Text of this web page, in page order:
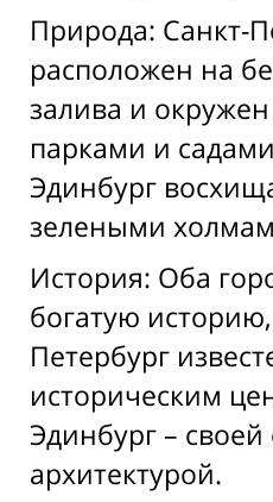
Природа: Санкт-
расположен на
залива и
парками и
Эдинбург
зелеными
История: Оба
богатую
Петербург
историческим
Эдинбург –
архитектурой.